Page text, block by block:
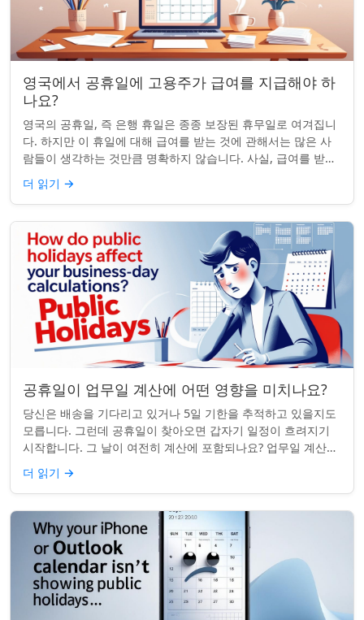
영국에서 공휴일에 고용주가 급여를 지급해야 하
나요?
영국의 공휴일, 즉 은행 휴일은 종종 보장된 휴무일로 여겨집니
다. 하지만 이 휴일에 대해 급여를 받는 것에 관해서는 많은 사
람들이 생각하는 것만큼 명확하지 않습니다. 사실, 급여를 받거
나 하루 쉬는 것이 전적으로 계...
더 읽기 →
공휴일이 업무일 계산에 어떤 영향을 미치나요?
당신은 배송을 기다리고 있거나 5일 기한을 추적하고 있을지도
모릅니다. 그런데 공휴일이 찾아오면 갑자기 일정이 흐려지기
시작합니다. 그 날이 여전히 계산에 포함되나요? 업무일 계산을
할 때 공휴일은 생각보다 더 중요...
더 읽기 →